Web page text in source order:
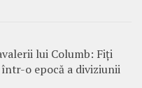
lui Columb: Fiți
o epocă a diviziunii